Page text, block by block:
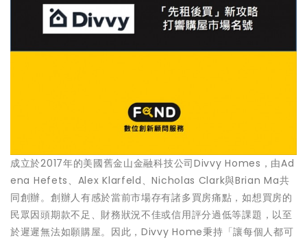
成立於2017年的美國舊金山金融科技公司Divvy Homes，由Ad
ena Hefets、Alex Klarfeld、Nicholas Clark與Brian Ma共
同創辦。創辦人有感於當前市場存有諸多買房痛點，如想買房的
民眾因頭期款不足、財務狀況不佳或信用評分過低等課題，以至
於遲遲無法如願購屋。因此，Divvy Home秉持「讓每個人都可